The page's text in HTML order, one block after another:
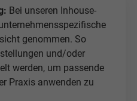
Bei unseren Inhouse-
genommen. So
und/oder
werden, um passende
Praxis anwenden zu